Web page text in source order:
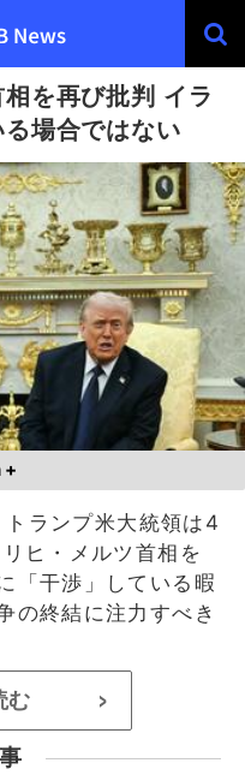
を再び批判 イラ
場合ではない
+
トランプ米大統領は4
ヒ・メルツ首相を
「干渉」している暇
の終結に注力すべき
む >